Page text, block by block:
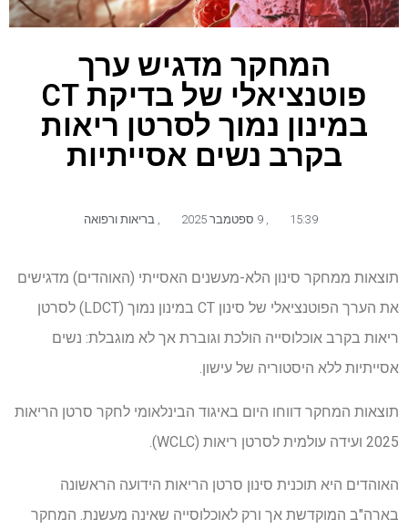
המחקר מדגיש ערך
פוטנציאלי של בדיקת CT
במינון נמוך לסרטן ריאות
בקרב נשים אסייתיות
15:39 9 ספטמבר 2025 בריאות ורפואה
תוצאות ממחקר סינון הלא-מעשנים האסייתי (האוהדים) מדגישים
את הערך הפוטנציאלי של סינון CT במינון נמוך (LDCT) לסרטן
ריאות בקרב אוכלוסייה הולכת וגוברת אך לא מוגבלת: נשים
אסייתיות ללא היסטוריה של עישון.
תוצאות המחקר דווחו היום באיגוד הבינלאומי לחקר סרטן הריאות
2025 ועידה עולמית לסרטן ריאות (WCLC).
האוהדים היא תוכנית סינון סרטן הריאות הידועה הראשונה
בארה"ב המוקדשת אך ורק לאוכלוסייה שאינה מעשנת. המחקר